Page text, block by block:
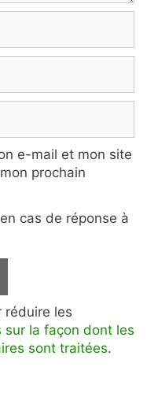
e-mail et mon site
prochain
cas de réponse à
réduire les
sur la façon dont les
sont traitées.